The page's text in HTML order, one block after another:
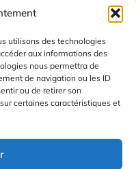
utilisons des technologies
aux informations des
nous permettra de
de navigation ou les ID
ou de retirer son
certaines caractéristiques et
Plan du site